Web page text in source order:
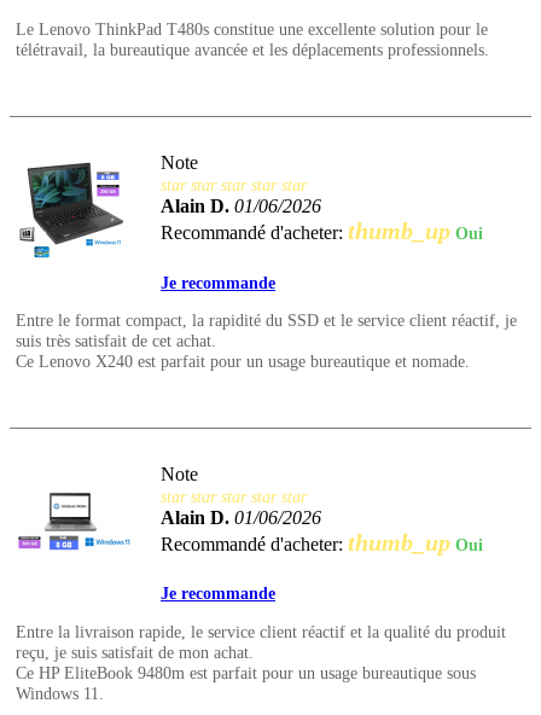
Le Lenovo ThinkPad T480s constitue une excellente solution pour le
télétravail, la bureautique avancée et les déplacements professionnels.
Note
star star star star star
Alain D. 01/06/2026
Recommandé d'acheter: thumb_up Oui
Je recommande
Entre le format compact, la rapidité du SSD et le service client réactif, je
suis très satisfait de cet achat.
Ce Lenovo X240 est parfait pour un usage bureautique et nomade.
Note
star star star star star
Alain D. 01/06/2026
Recommandé d'acheter: thumb_up Oui
Je recommande
Entre la livraison rapide, le service client réactif et la qualité du produit
reçu, je suis satisfait de mon achat.
Ce HP EliteBook 9480m est parfait pour un usage bureautique sous
Windows 11.